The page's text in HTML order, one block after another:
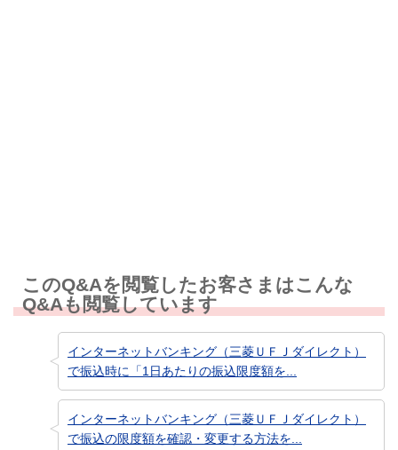
このQ&Aを閲覧したお客さまはこんな
Q&Aも閲覧しています
インターネットバンキング（三菱ＵＦＪダイレクト）
で振込時に「1日あたりの振込限度額を...
インターネットバンキング（三菱ＵＦＪダイレクト）
で振込の限度額を確認・変更する方法を...